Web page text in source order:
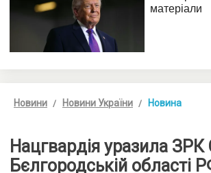
Новини Новини України Новина
Нацгвардія уразила
Бєлгородській області